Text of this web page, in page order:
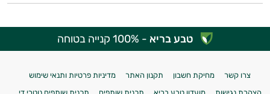
טבע בריא - 100% קנייה בטוחה
צרו קשר מחיקת חשבון תקנון האתר
מדיניות פרטיות ותנאי שימוש